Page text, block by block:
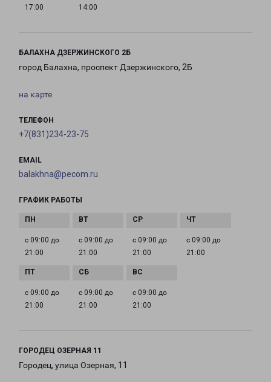
17:00
14:00
БАЛАХНА ДЗЕРЖИНСКОГО 2Б
город Балахна, проспект Дзержинского, 2Б
на карте
ТЕЛЕФОН
+7(831)234-23-75
EMAIL
balakhna@pecom.ru
ГРАФИК РАБОТЫ
с 09:00 до
21:00
с 09:00 до
21:00
с 09:00 до
21:00
с 09:00 до
21:00
с 09:00 до
21:00
с 09:00 до
21:00
с 09:00 до
21:00
ГОРОДЕЦ ОЗЕРНАЯ 11
Городец, улица Озерная, 11